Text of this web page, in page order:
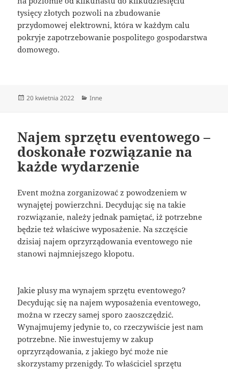
tysięcy złotych pozwoli na zbudowanie
przydomowej elektrowni, która w każdym calu
pokryje zapotrzebowanie pospolitego gospodarstwa
domowego.
Data
20 kwietnia 2022 Kategorie
Inne
Najem sprzętu eventowego –
doskonałe rozwiązanie na
każde wydarzenie
Event można zorganizować z powodzeniem w
wynajętej powierzchni. Decydując się na takie
rozwiązanie, należy jednak pamiętać, iż potrzebne
będzie też właściwe wyposażenie. Na szczęście
dzisiaj najem oprzyrządowania eventowego nie
stanowi najmniejszego kłopotu.
Jakie plusy ma wynajem sprzętu eventowego?
Decydując się na najem wyposażenia eventowego,
można w rzeczy samej sporo zaoszczędzić.
Wynajmujemy jedynie to, co rzeczywiście jest nam
potrzebne. Nie inwestujemy w zakup
oprzyrządowania, z jakiego być może nie
skorzystamy przenigdy. To właściciel sprzętu